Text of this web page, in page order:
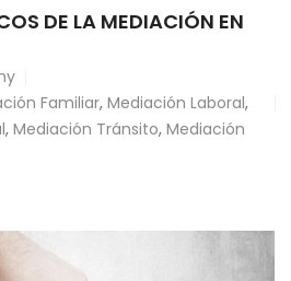
DE LA MEDIACIÓN EN
Familiar, Mediación Laboral,
, Mediación Tránsito, Mediación